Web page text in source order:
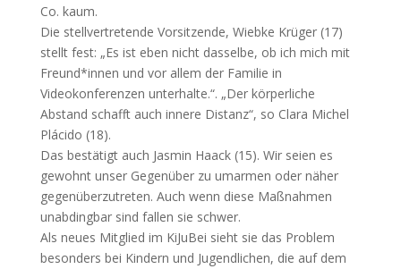
Co. kaum.
Die stellvertretende Vorsitzende, Wiebke Krüger (17)
stellt fest: „Es ist eben nicht dasselbe, ob ich mich mit
Freund*innen und vor allem der Familie in
Videokonferenzen unterhalte.“. „Der körperliche
Abstand schafft auch innere Distanz“, so Clara Michel
Plácido (18).
Das bestätigt auch Jasmin Haack (15). Wir seien es
gewohnt unser Gegenüber zu umarmen oder näher
gegenüberzutreten. Auch wenn diese Maßnahmen
unabdingbar sind fallen sie schwer.
Als neues Mitglied im KiJuBei sieht sie das Problem
besonders bei Kindern und Jugendlichen, die auf dem